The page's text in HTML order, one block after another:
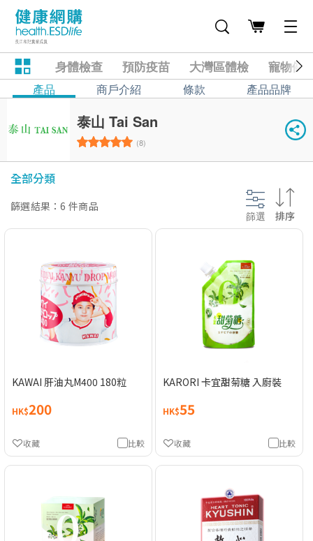
身體檢查 預防疫苗 大灣區體檢 寵物健
產品 商戶介紹 條款 產品品牌
泰山 Tai San
(8)
全部分類
篩選結果：6 件商品
篩選 排序
KAWAI 肝油丸M400 180粒
HK$200
比較
收藏
KARORI 卡宜甜菊糖 入廚裝
HK$55
比較
收藏